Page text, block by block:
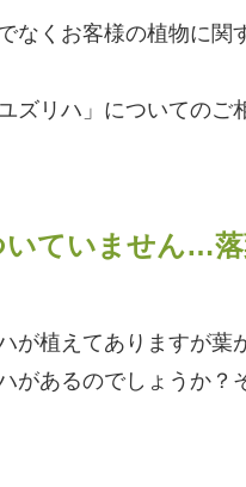
なくお客様の植物に関
リハ」についてのご
ていません…落
が植えてありますが葉
があるのでしょうか？